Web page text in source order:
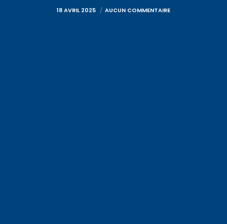
18 AVRIL 2025 AUCUN COMMENTAIRE